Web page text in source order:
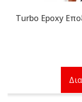
Turbo Epoxy